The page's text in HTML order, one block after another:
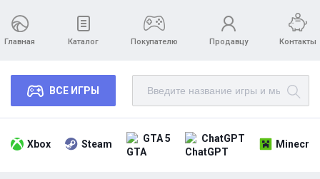
Главная Каталог Покупателю Продавцу Контакты
ВСЕ ИГРЫ
Xbox Steam GTA 5 ChatGPT